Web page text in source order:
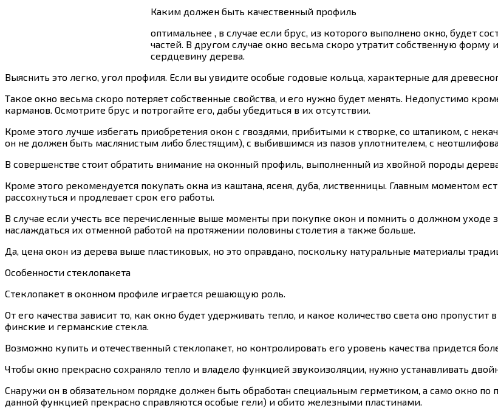
Каким должен быть качественный профиль
оптимальнее , в случае если брус, из которого выполнено окно, будет
частей. В другом случае окно весьма скоро утратит собственную
сердцевину дерева.
Выяснить это легко, угол профиля. Если вы увидите особые годовые кольца, характерные для
Такое окно весьма скоро потеряет собственные свойства, и его нужно будет менять. Недопустимо
карманов. Осмотрите брус и потрогайте его, дабы убедиться в их отсутствии.
Кроме этого лучше избегать приобретения окон с гвоздями, прибитыми к створке, со штапиком, с
он не должен быть маслянистым либо блестящим), с выбившимся из пазов уплотнителем, с
В совершенстве стоит обратить внимание на оконный профиль, выполненный из хвойной породы
Кроме этого рекомендуется покупать окна из каштана, ясеня, дуба, лиственницы. Главным моментом
рассохнуться и продлевает срок его работы.
В случае если учесть все перечисленные выше моменты при покупке окон и помнить о должном уходе
наслаждаться их отменной работой на протяжении половины столетия а также больше.
Да, цена окон из дерева выше пластиковых, но это оправдано, поскольку натуральные материалы
Особенности стеклопакета
Стеклопакет в оконном профиле играется решающую роль.
От его качества зависит то, как окно будет удерживать тепло, и какое количество света оно
финские и германские стекла.
Возможно купить и отечественный стеклопакет, но контролировать его уровень качества придется
Чтобы окно прекрасно сохраняло тепло и владело функцией звукоизоляции, нужно устанавливать
Снаружи он в обязательном порядке должен быть обработан специальным герметиком, а само окно
данной функцией прекрасно справляются особые гели) и обито железными пластинами.